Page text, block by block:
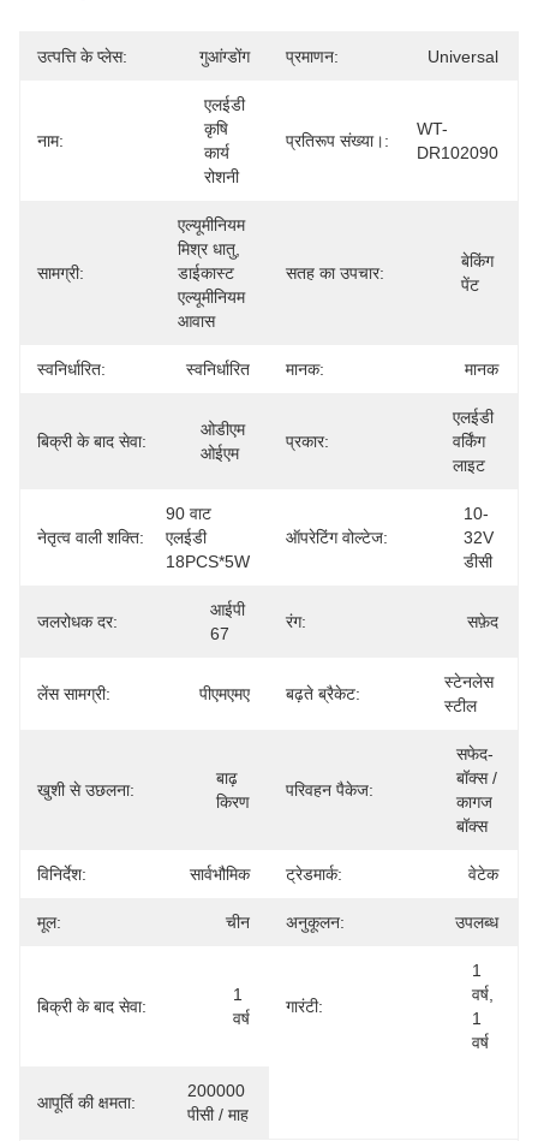
उत्पत्ति के प्लेस: गुआंग्डोंग प्रमाणन: Universal
नाम:
एलईडी
कृषि
कार्य
रोशनी
प्रतिरूप संख्या।:
WT-
DR102090
सामग्री:
एल्यूमीनियम
मिश्र धातु,
डाईकास्ट
एल्यूमीनियम
आवास
सतह का उपचार:
बेकिंग
पेंट
स्वनिर्धारित: स्वनिर्धारित मानक: मानक
बिक्री के बाद सेवा:
ओडीएम
ओईएम
प्रकार:
एलईडी
वर्किंग
लाइट
नेतृत्व वाली शक्ति:
90 वाट
एलईडी
18PCS*5W
ऑपरेटिंग वोल्टेज:
10-
32V
डीसी
जलरोधक दर:
आईपी
67
रंग: सफ़ेद
लेंस सामग्री: पीएमएमए बढ़ते ब्रैकेट:
स्टेनलेस
स्टील
खुशी से उछलना:
बाढ़
किरण
परिवहन पैकेज:
सफेद-
बॉक्स /
कागज
बॉक्स
विनिर्देश: सार्वभौमिक ट्रेडमार्क: वेटेक
मूल: चीन अनुकूलन: उपलब्ध
बिक्री के बाद सेवा:
1
वर्ष
गारंटी:
1
वर्ष,
1
वर्ष
आपूर्ति की क्षमता:
200000
पीसी / माह